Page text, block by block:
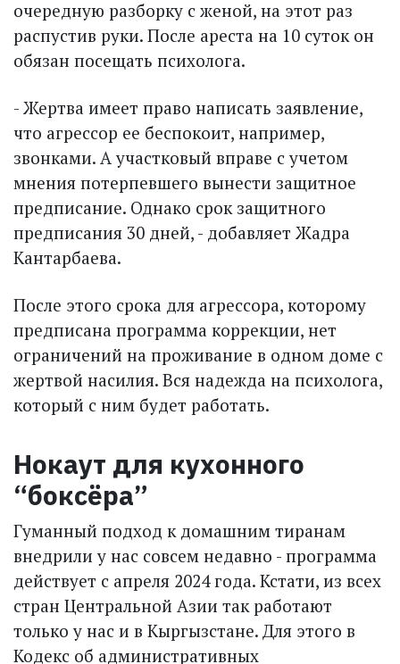
очередную разборку с женой, на этот раз
распустив руки. После ареста на 10 суток он
обязан посещать психолога.
- Жертва имеет право написать заявление,
что агрессор ее беспокоит, например,
звонками. А участковый вправе с учетом
мнения потерпевшего вынести защитное
предписание. Однако срок защитного
предписания 30 дней, - добавляет Жадра
Кантарбаева.
После этого срока для агрессора, которому
предписана программа коррекции, нет
ограничений на проживание в одном доме с
жертвой насилия. Вся надежда на психолога,
который с ним будет работать.
Нокаут для кухонного
“боксёра”
Гуманный подход к домашним тиранам
внедрили у нас совсем недавно - программа
действует с апреля 2024 года. Кстати, из всех
стран Центральной Азии так работают
только у нас и в Кыргызстане. Для этого в
Кодекс об административных